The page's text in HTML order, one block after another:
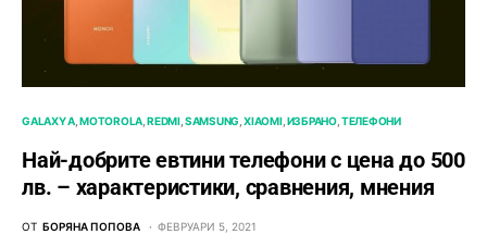
GALAXY A MOTOROLA REDMI SAMSUNG XIAOMI ИЗБРАНО ТЕЛЕФОНИ
Най-добрите евтини телефони с ценa до 500
лв. – характeристики, сравнения, мнения
ОТ БОРЯНА ПОПОВА ФЕВРУАРИ 5, 2021